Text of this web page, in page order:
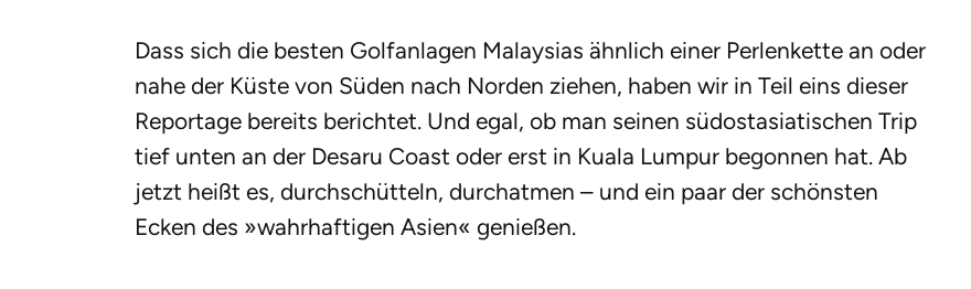
Dass sich die besten Golfanlagen Malaysias ähnlich einer Perlenkette an oder
nahe der Küste von Süden nach Norden ziehen, haben wir in Teil eins dieser
Reportage bereits berichtet. Und egal, ob man seinen südostasiatischen Trip
tief unten an der Desaru Coast oder erst in Kuala Lumpur begonnen hat. Ab
jetzt heißt es, durchschütteln, durchatmen – und ein paar der schönsten
Ecken des »wahrhaftigen Asien« genießen.